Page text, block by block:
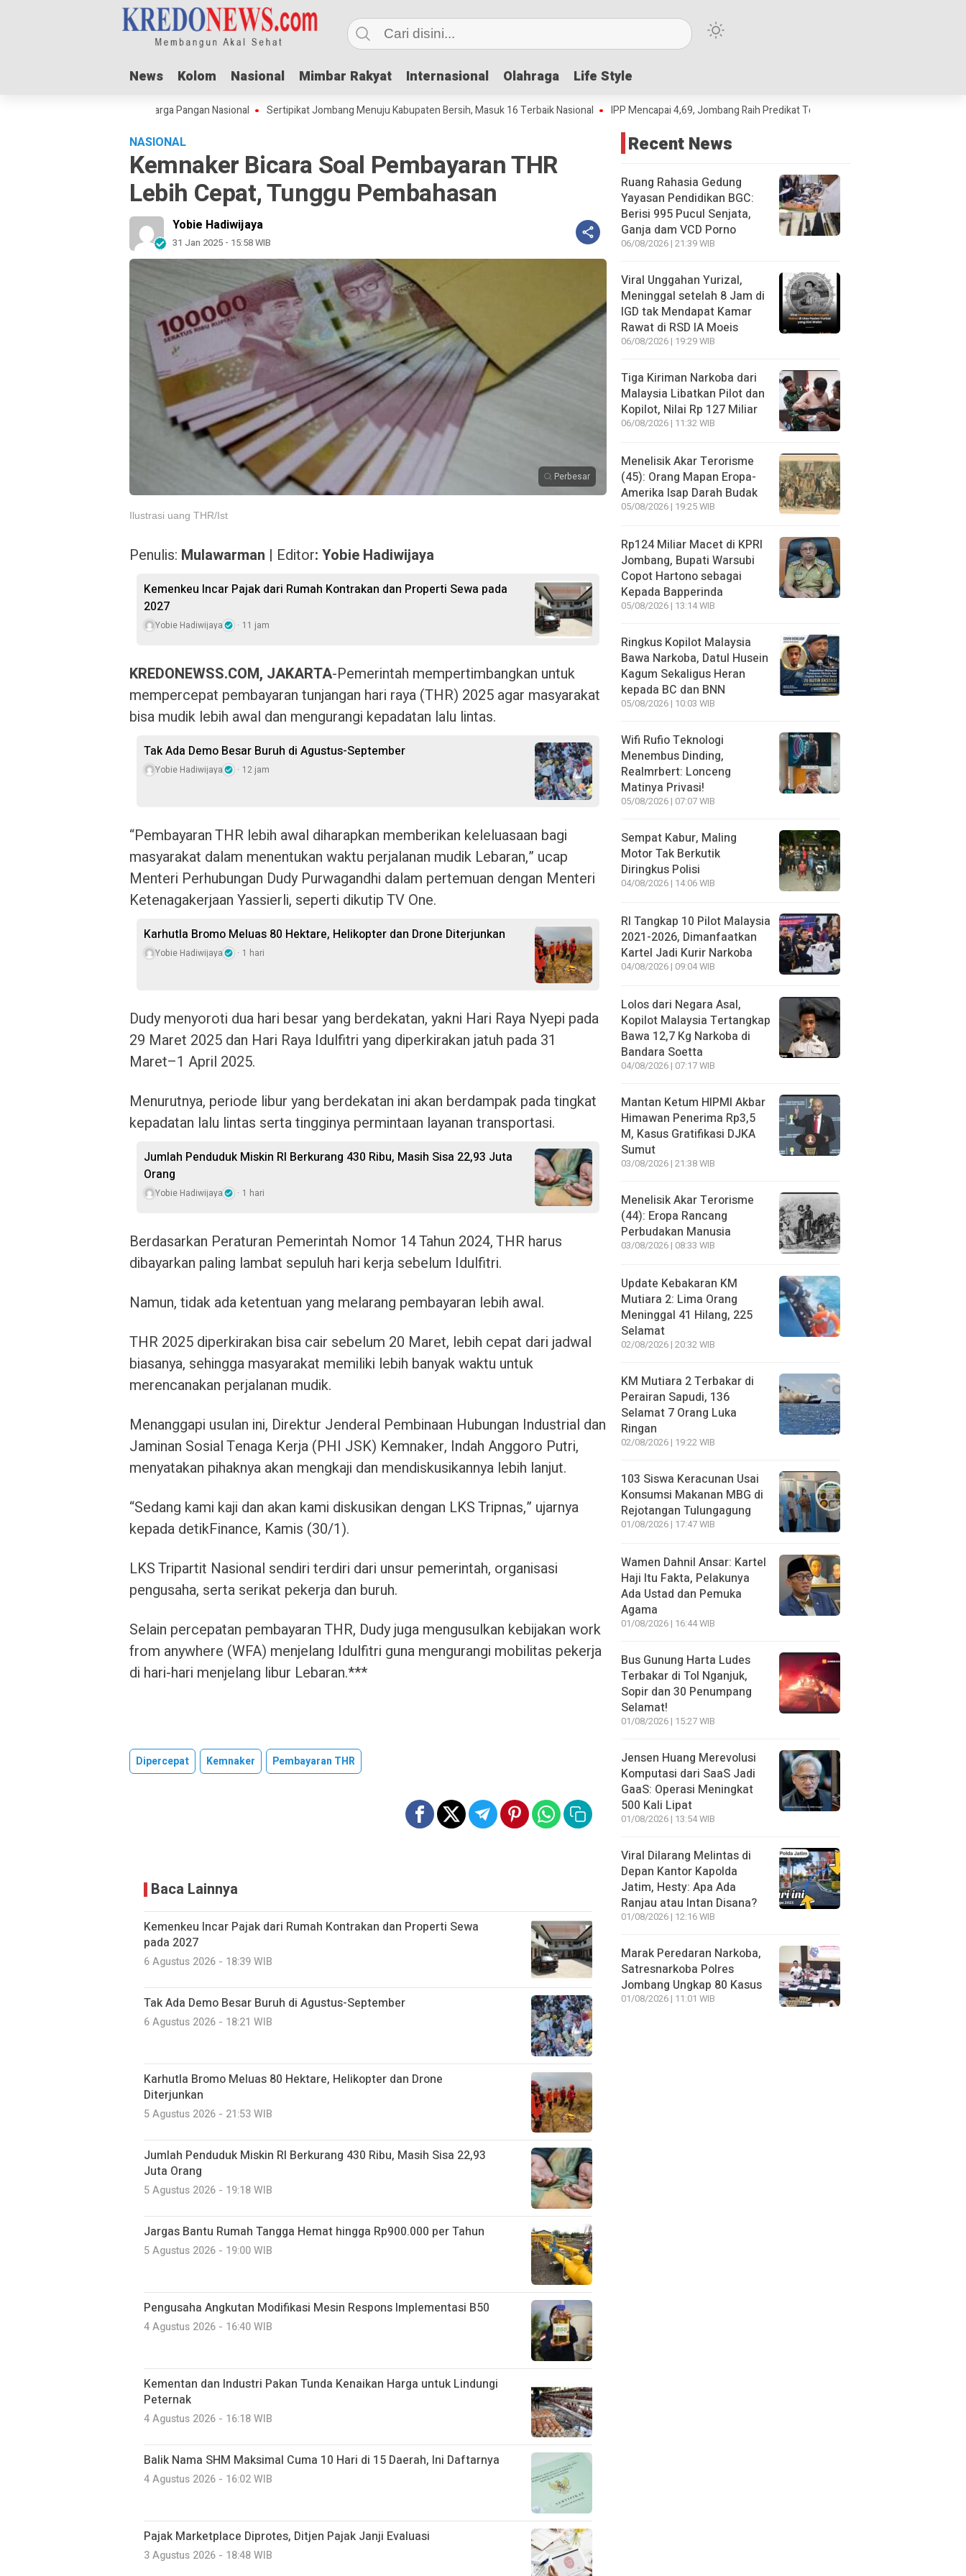
News Kolom Nasional Mimbar Rakyat Internasional Olahraga Life Style
News Kolom Nasional Mimbar Rakyat Internasional Olahraga Life Style
Adha Dorong Lonjakan Harga Pangan Nasional Sertipikat Jombang Menuju Kabupaten Bersih, Masuk 16 Terbaik Nasional IPP Mencapai 4,69, Jombang Raih Predikat Terbaik Jawa Timur dan Peringkat III Nasional
NASIONAL
Kemnaker Bicara Soal Pembayaran THR
Lebih Cepat, Tunggu Pembahasan
Yobie Hadiwijaya
31 Jan 2025 - 15:58 WIB
Perbesar
Ilustrasi uang THR/Ist
Penulis: Mulawarman | Editor: Yobie Hadiwijaya
Kemenkeu Incar Pajak dari Rumah Kontrakan dan Properti Sewa pada
2027
Yobie Hadiwijaya 11 jam
KREDONEWSS.COM, JAKARTA-Pemerintah mempertimbangkan untuk
mempercepat pembayaran tunjangan hari raya (THR) 2025 agar masyarakat
bisa mudik lebih awal dan mengurangi kepadatan lalu lintas.
Tak Ada Demo Besar Buruh di Agustus-September
Yobie Hadiwijaya 12 jam
“Pembayaran THR lebih awal diharapkan memberikan keleluasaan bagi
masyarakat dalam menentukan waktu perjalanan mudik Lebaran,” ucap
Menteri Perhubungan Dudy Purwagandhi dalam pertemuan dengan Menteri
Ketenagakerjaan Yassierli, seperti dikutip TV One.
Karhutla Bromo Meluas 80 Hektare, Helikopter dan Drone Diterjunkan
Yobie Hadiwijaya 1 hari
Dudy menyoroti dua hari besar yang berdekatan, yakni Hari Raya Nyepi pada
29 Maret 2025 dan Hari Raya Idulfitri yang diperkirakan jatuh pada 31
Maret–1 April 2025.
Menurutnya, periode libur yang berdekatan ini akan berdampak pada tingkat
kepadatan lalu lintas serta tingginya permintaan layanan transportasi.
Jumlah Penduduk Miskin RI Berkurang 430 Ribu, Masih Sisa 22,93 Juta
Orang
Yobie Hadiwijaya 1 hari
Berdasarkan Peraturan Pemerintah Nomor 14 Tahun 2024, THR harus
dibayarkan paling lambat sepuluh hari kerja sebelum Idulfitri.
Namun, tidak ada ketentuan yang melarang pembayaran lebih awal.
THR 2025 diperkirakan bisa cair sebelum 20 Maret, lebih cepat dari jadwal
biasanya, sehingga masyarakat memiliki lebih banyak waktu untuk
merencanakan perjalanan mudik.
Menanggapi usulan ini, Direktur Jenderal Pembinaan Hubungan Industrial dan
Jaminan Sosial Tenaga Kerja (PHI JSK) Kemnaker, Indah Anggoro Putri,
menyatakan pihaknya akan mengkaji dan mendiskusikannya lebih lanjut.
“Sedang kami kaji dan akan kami diskusikan dengan LKS Tripnas,” ujarnya
kepada detikFinance, Kamis (30/1).
LKS Tripartit Nasional sendiri terdiri dari unsur pemerintah, organisasi
pengusaha, serta serikat pekerja dan buruh.
Selain percepatan pembayaran THR, Dudy juga mengusulkan kebijakan work
from anywhere (WFA) menjelang Idulfitri guna mengurangi mobilitas pekerja
di hari-hari menjelang libur Lebaran.***
Dipercepat Kemnaker Pembayaran THR
Baca Lainnya
Kemenkeu Incar Pajak dari Rumah Kontrakan dan Properti Sewa
pada 2027
6 Agustus 2026 - 18:39 WIB
Tak Ada Demo Besar Buruh di Agustus-September
6 Agustus 2026 - 18:21 WIB
Karhutla Bromo Meluas 80 Hektare, Helikopter dan Drone
Diterjunkan
5 Agustus 2026 - 21:53 WIB
Jumlah Penduduk Miskin RI Berkurang 430 Ribu, Masih Sisa 22,93
Juta Orang
5 Agustus 2026 - 19:18 WIB
Jargas Bantu Rumah Tangga Hemat hingga Rp900.000 per Tahun
5 Agustus 2026 - 19:00 WIB
Pengusaha Angkutan Modifikasi Mesin Respons Implementasi B50
4 Agustus 2026 - 16:40 WIB
Kementan dan Industri Pakan Tunda Kenaikan Harga untuk Lindungi
Peternak
4 Agustus 2026 - 16:18 WIB
Balik Nama SHM Maksimal Cuma 10 Hari di 15 Daerah, Ini Daftarnya
4 Agustus 2026 - 16:02 WIB
Pajak Marketplace Diprotes, Ditjen Pajak Janji Evaluasi
3 Agustus 2026 - 18:48 WIB
Recent News
Ruang Rahasia Gedung
Yayasan Pendidikan BGC:
Berisi 995 Pucul Senjata,
Ganja dam VCD Porno
06/08/2026 | 21:39 WIB
Viral Unggahan Yurizal,
Meninggal setelah 8 Jam di
IGD tak Mendapat Kamar
Rawat di RSD IA Moeis
06/08/2026 | 19:29 WIB
Tiga Kiriman Narkoba dari
Malaysia Libatkan Pilot dan
Kopilot, Nilai Rp 127 Miliar
06/08/2026 | 11:32 WIB
Menelisik Akar Terorisme
(45): Orang Mapan Eropa-
Amerika Isap Darah Budak
05/08/2026 | 19:25 WIB
Rp124 Miliar Macet di KPRI
Jombang, Bupati Warsubi
Copot Hartono sebagai
Kepada Bapperinda
05/08/2026 | 13:14 WIB
Ringkus Kopilot Malaysia
Bawa Narkoba, Datul Husein
Kagum Sekaligus Heran
kepada BC dan BNN
05/08/2026 | 10:03 WIB
Wifi Rufio Teknologi
Menembus Dinding,
Realmrbert: Lonceng
Matinya Privasi!
05/08/2026 | 07:07 WIB
Sempat Kabur, Maling
Motor Tak Berkutik
Diringkus Polisi
04/08/2026 | 14:06 WIB
RI Tangkap 10 Pilot Malaysia
2021-2026, Dimanfaatkan
Kartel Jadi Kurir Narkoba
04/08/2026 | 09:04 WIB
Lolos dari Negara Asal,
Kopilot Malaysia Tertangkap
Bawa 12,7 Kg Narkoba di
Bandara Soetta
04/08/2026 | 07:17 WIB
Mantan Ketum HIPMI Akbar
Himawan Penerima Rp3,5
M, Kasus Gratifikasi DJKA
Sumut
03/08/2026 | 21:38 WIB
Menelisik Akar Terorisme
(44): Eropa Rancang
Perbudakan Manusia
03/08/2026 | 08:33 WIB
Update Kebakaran KM
Mutiara 2: Lima Orang
Meninggal 41 Hilang, 225
Selamat
02/08/2026 | 20:32 WIB
KM Mutiara 2 Terbakar di
Perairan Sapudi, 136
Selamat 7 Orang Luka
Ringan
02/08/2026 | 19:22 WIB
103 Siswa Keracunan Usai
Konsumsi Makanan MBG di
Rejotangan Tulungagung
01/08/2026 | 17:47 WIB
Wamen Dahnil Ansar: Kartel
Haji Itu Fakta, Pelakunya
Ada Ustad dan Pemuka
Agama
01/08/2026 | 16:44 WIB
Bus Gunung Harta Ludes
Terbakar di Tol Nganjuk,
Sopir dan 30 Penumpang
Selamat!
01/08/2026 | 15:27 WIB
Jensen Huang Merevolusi
Komputasi dari SaaS Jadi
GaaS: Operasi Meningkat
500 Kali Lipat
01/08/2026 | 13:54 WIB
Viral Dilarang Melintas di
Depan Kantor Kapolda
Jatim, Hesty: Apa Ada
Ranjau atau Intan Disana?
01/08/2026 | 12:16 WIB
Marak Peredaran Narkoba,
Satresnarkoba Polres
Jombang Ungkap 80 Kasus
01/08/2026 | 11:01 WIB